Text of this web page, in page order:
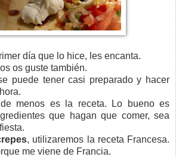
día que lo hice, les encanta.
os guste también.
puede tener casi preparado y hacer
menos es la receta. Lo bueno es
que hagan que comer, sea
, utilizaremos la receta Francesa.
me viene de Francia.